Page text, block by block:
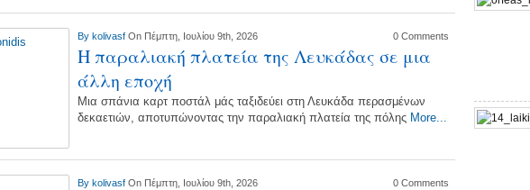
By kolivasf On Πέμπτη, Ιουλίου 9th, 2026 0 Comments
Η παραλιακή πλατεία της Λευκάδας σε μια
άλλη εποχή
Μια σπάνια καρτ ποστάλ μάς ταξιδεύει στη Λευκάδα περασμένων
δεκαετιών, αποτυπώνοντας την παραλιακή πλατεία της πόλης More...
By kolivasf On Πέμπτη, Ιουλίου 9th, 2026 0 Comments